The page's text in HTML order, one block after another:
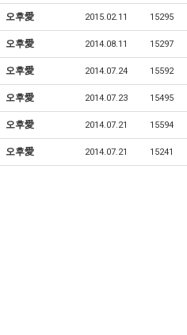
오후愛 2015.02.11 15295
오후愛 2014.08.11 15297
오후愛 2014.07.24 15592
오후愛 2014.07.23 15495
오후愛 2014.07.21 15594
오후愛 2014.07.21 15241